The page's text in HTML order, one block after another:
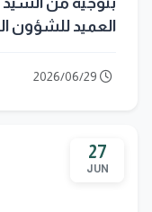
العميد للشؤون
27
JUN